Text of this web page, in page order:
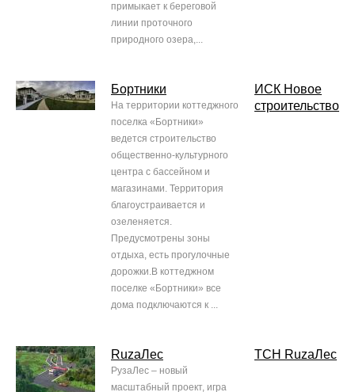
примыкает к береговой
линии проточного
природного озера,...
Бортники
На территории коттеджного
поселка «Бортники»
ведется строительство
общественно-культурного
центра с бассейном и
магазинами. Территория
благоустраивается и
озеленяется.
Предусмотрены зоны
отдыха, есть прогулочные
дорожки.В коттеджном
поселке «Бортники» все
дома подключаются к ...
ИСК Новое
строительство
RuzaЛес
РузаЛес – новый
масштабный проект, игра
ТСН RuzaЛес